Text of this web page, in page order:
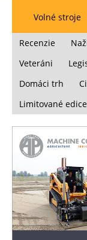
Volné stroje
Recenzie
Veteráni
Domáci trh
Limitované edice